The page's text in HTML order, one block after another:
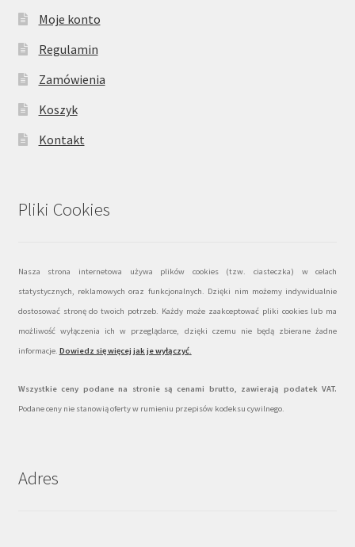
Moje konto
Regulamin
Zamówienia
Koszyk
Kontakt
Pliki Cookies
Nasza strona internetowa używa plików cookies (tzw. ciasteczka) w celach
statystycznych, reklamowych oraz funkcjonalnych. Dzięki nim możemy indywidualnie
dostosować stronę do twoich potrzeb. Każdy może zaakceptować pliki cookies lub ma
możliwość wyłączenia ich w przeglądarce, dzięki czemu nie będą zbierane żadne
informacje. Dowiedz się więcej jak je wyłączyć.
Wszystkie ceny podane na stronie są cenami brutto, zawierają podatek VAT.
Podane ceny nie stanowią oferty w rumieniu przepisów kodeksu cywilnego.
Adres